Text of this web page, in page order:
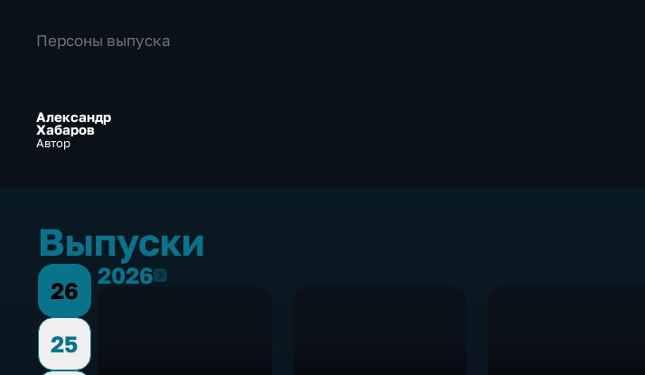
Персоны выпуска
Александр
Хабаров
Автор
Выпуски
26
25
20262026